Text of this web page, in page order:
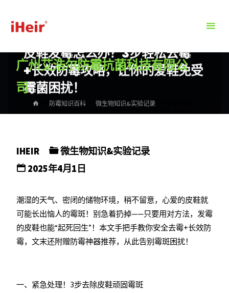
广州艾浩尔防霉抗菌科技有限公
司
IHEIR（CHINA）ANTIFUNGAL TECHNOLOGY CO.，LTD
皮鞋发霉怎么办？3步轻松去霉
+长效防霉攻略，让你的爱鞋免受
霉菌困扰！
防霉知识百科 微生物知识&实验记录
IHEIR
微生物知识&实验记录
2025年4月1日
潮湿的天气、密闭的储物环境，稍不留意，心爱的皮鞋就
可能长出恼人的霉斑！别急着扔掉——只要用对方法，发霉
的皮鞋也能“起死回生”！本文手把手教你安全去霉+长效防
霉，文末还附赠防霉神器推荐，从此告别霉斑困扰！
一、紧急处理！3步去除皮鞋顽固霉斑